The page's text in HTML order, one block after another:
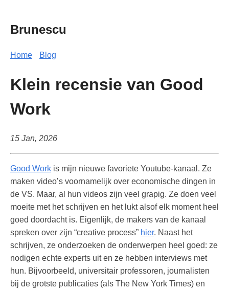
Brunescu
Home Blog
Klein recensie van Good
Work
15 Jan, 2026
Good Work is mijn nieuwe favoriete Youtube-kanaal. Ze
maken video’s voornamelijk over economische dingen in
de VS. Maar, al hun videos zijn veel grapig. Ze doen veel
moeite met het schrijven en het lukt alsof elk moment heel
goed doordacht is. Eigenlijk, de makers van de kanaal
spreken over zijn “creative process” hier. Naast het
schrijven, ze onderzoeken de onderwerpen heel goed: ze
nodigen echte experts uit en ze hebben interviews met
hun. Bijvoorbeeld, universitair professoren, journalisten
bij de grotste publicaties (als The New York Times) en